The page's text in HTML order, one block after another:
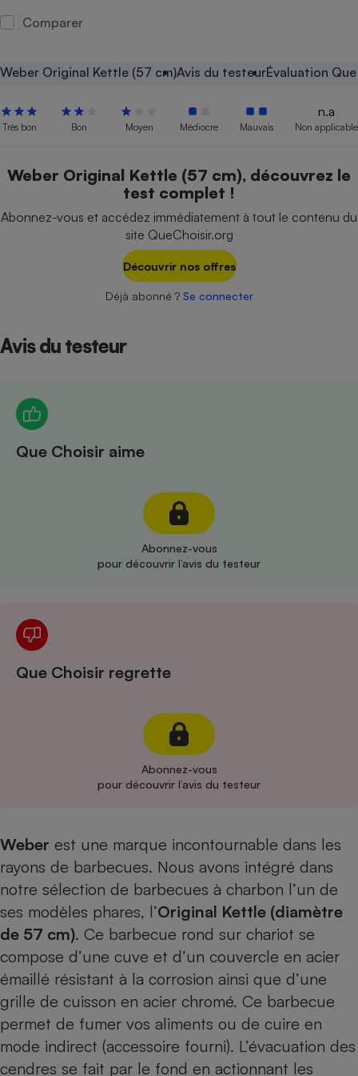
Comparer
Weber Original Kettle (57 cm)Avis du testeurÉvaluation
Très bon Bon Moyen Médiocre Mauvais
n.a
Non applicable
Weber Original Kettle (57 cm), découvrez le
test complet !
Abonnez-vous et accédez immédiatement à tout le contenu du
site QueChoisir.org
Découvrir nos offres
Déjà abonné ? Se connecter
Avis du testeur
Que Choisir aime
Abonnez-vous
pour découvrir l’avis du testeur
Que Choisir regrette
Abonnez-vous
pour découvrir l’avis du testeur
Weber est une marque incontournable dans les
rayons de barbecues. Nous avons intégré dans
notre sélection de barbecues à charbon l’un de
ses modèles phares, l’Original Kettle (diamètre
de 57 cm). Ce barbecue rond sur chariot se
compose d’une cuve et d’un couvercle en acier
émaillé résistant à la corrosion ainsi que d’une
grille de cuisson en acier chromé. Ce barbecue
permet de fumer vos aliments ou de cuire en
mode indirect (accessoire fourni). L’évacuation des
cendres se fait par le fond en actionnant les
bouteille
Assurance emprunteur
Banque
Climatiseur -
Cafetière à expressos
Robot ménager
Mutuelle
Antimoustique